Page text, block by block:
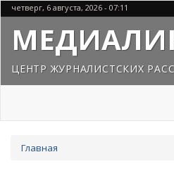
Перейти
к
основному
содержанию
четверг, 6 августа, 2026 - 07:11
ЦЕНТР ЖУРНАЛИСТСКИХ
здесь
Главная